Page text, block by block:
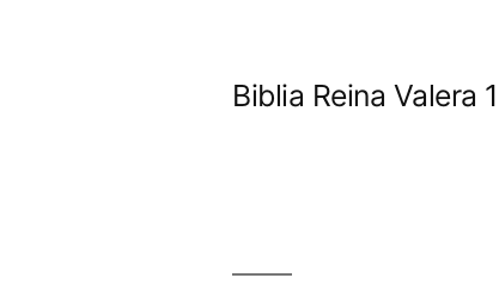
Biblia Reina Valera